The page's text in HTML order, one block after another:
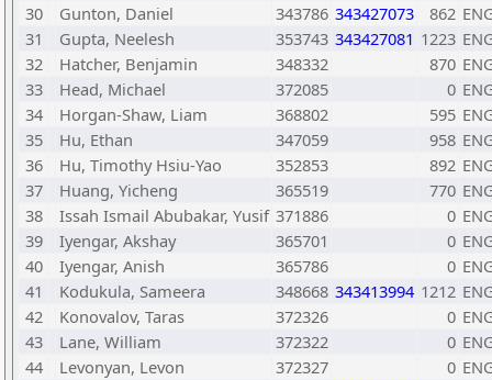
30
Gunton, Daniel 343786 343427073 862
31
Gupta, Neelesh 353743 343427081 1223
32
Hatcher, Benjamin 348332 870
33
Head, Michael 372085 0
34
Horgan-Shaw, Liam 368802 595
35
Hu, Ethan 347059 958
36
Hu, Timothy Hsiu-Yao 352853 892
37
Huang, Yicheng 365519 770
38
Issah Ismail Abubakar, Yusif 371886 0
39
Iyengar, Akshay 365701 0
40
Iyengar, Anish 365786 0
41
Kodukula, Sameera 348668 343413994 1212
42
Konovalov, Taras 372326 0
43
Lane, William 372322 0
44
Levonyan, Levon 372327 0